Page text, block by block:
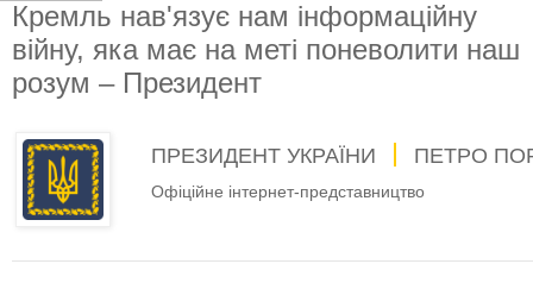
Кремль нав'язує нам інформаційну
війну, яка має на меті поневолити наш
розум – Президент
ПРЕЗИДЕНТ УКРАЇНИ ПЕТРО
Офіційне інтернет-представництво